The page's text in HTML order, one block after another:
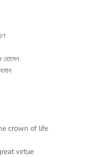
হোসেন
crown of life
virtue